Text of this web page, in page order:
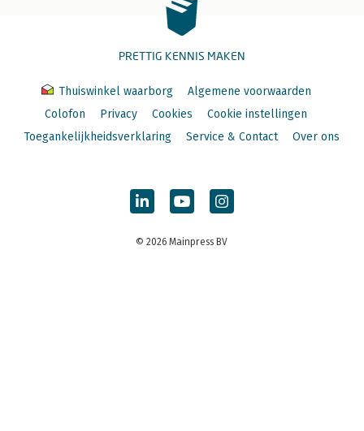
PRETTIG KENNIS MAKEN
Thuiswinkel waarborg
Algemene voorwaarden
Colofon
Privacy Cookies
Cookie instellingen
Toegankelijkheidsverklaring
Service & Contact Over ons
© 2026 Mainpress BV